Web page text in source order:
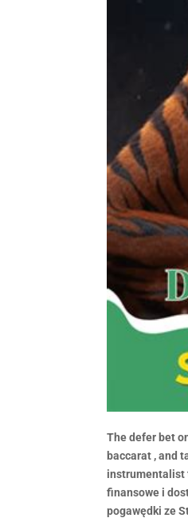
The defer bet
baccarat , and
instrumentalist
finansowe i
pogawędki ze